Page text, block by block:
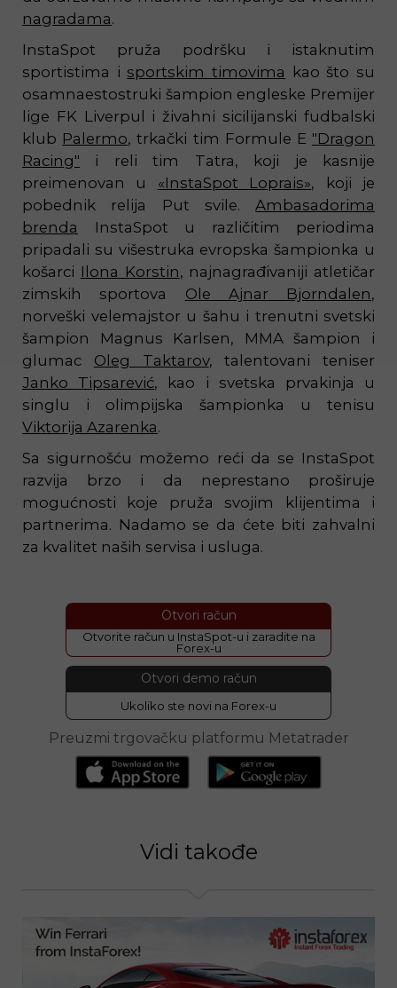
nagradama.
InstaSpot pruža podršku i istaknutim
sportistima i sportskim timovima
kao što su
osamnaestostruki šampion engleske Premijer
lige FK Liverpul i živahni sicilijanski fudbalski
klub Palermo, trkački tim Formule E "Dragon
Racing" i reli tim Tatra, koji je kasnije
preimenovan u «InstaSpot Loprais», koji je
pobednik relija Put svile. Ambasadorima
brenda InstaSpot u različitim periodima
pripadali su višestruka evropska šampionka u
košarci Ilona Korstin, najnagrađivaniji atletičar
zimskih sportova Ole Ajnar Bjorndalen,
norveški velemajstor u šahu i trenutni svetski
šampion Magnus Karlsen, MMA šampion i
glumac Oleg Taktarov, talentovani teniser
Janko Tipsarević, kao i svetska prvakinja u
singlu i olimpijska šampionka u tenisu
Viktorija Azarenka.
Sa sigurnošću možemo reći da se InstaSpot
razvija brzo i da neprestano proširuje
mogućnosti koje pruža svojim klijentima i
partnerima. Nadamo se da ćete biti zahvalni
za kvalitet naših servisa i usluga.
Otvori račun
Otvorite račun u InstaSpot-u i zaradite na
Forex-u
Otvori demo račun
Ukoliko ste novi na Forex-u
Preuzmi trgovačku platformu Metatrader
Vidi takođe